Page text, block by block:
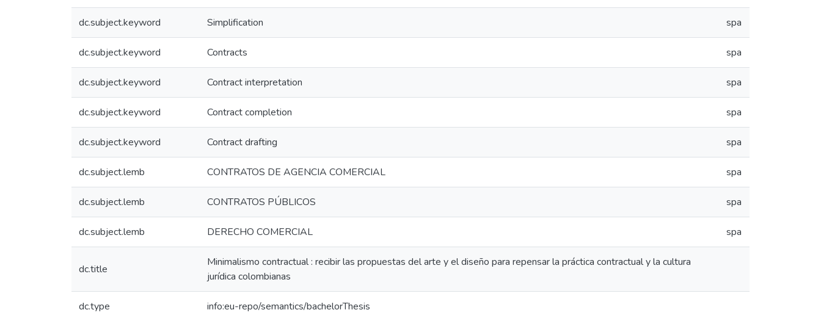
dc.subject.keyword Simplification spa
dc.subject.keyword Contracts spa
dc.subject.keyword Contract interpretation spa
dc.subject.keyword Contract completion spa
dc.subject.keyword Contract drafting spa
dc.subject.lemb CONTRATOS DE AGENCIA COMERCIAL spa
dc.subject.lemb CONTRATOS PÚBLICOS spa
dc.subject.lemb DERECHO COMERCIAL spa
dc.title
Minimalismo contractual : recibir las propuestas del arte y el diseño para repensar la práctica contractual y la cultura
jurídica colombianas
dc.type info:eu-repo/semantics/bachelorThesis